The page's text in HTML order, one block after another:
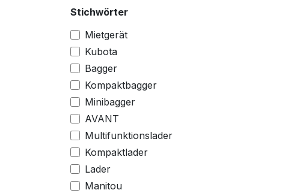
Stichwörter
Mietgerät
Kubota
Bagger
Kompaktbagger
Minibagger
AVANT
Multifunktionslader
Kompaktlader
Lader
Manitou